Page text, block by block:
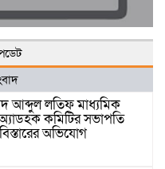
আব্দুল লতিফ মাধ্যমিক
কমিটির সভাপতি
অভিযোগ